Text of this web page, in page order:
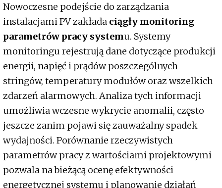
Nowoczesne podejście do zarządzania
instalacjami PV zakłada ciągły monitoring
parametrów pracy systemu. Systemy
monitoringu rejestrują dane dotyczące produkcji
energii, napięć i prądów poszczególnych
stringów, temperatury modułów oraz wszelkich
zdarzeń alarmowych. Analiza tych informacji
umożliwia wczesne wykrycie anomalii, często
jeszcze zanim pojawi się zauważalny spadek
wydajności. Porównanie rzeczywistych
parametrów pracy z wartościami projektowymi
pozwala na bieżącą ocenę efektywności
energetycznej systemu i planowanie działań